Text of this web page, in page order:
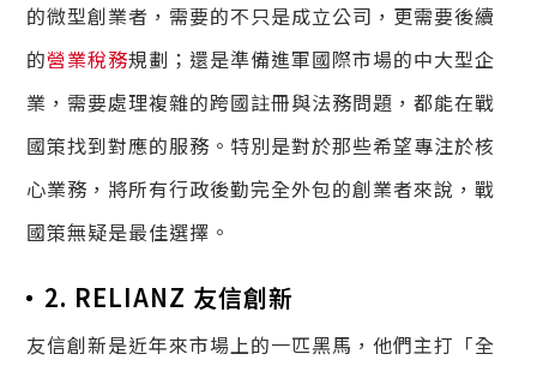
的微型創業者，需要的不只是成立公司，更需要後續
的營業稅務規劃；還是準備進軍國際市場的中大型企
業，需要處理複雜的跨國註冊與法務問題，都能在戰
國策找到對應的服務。特別是對於那些希望專注於核
心業務，將所有行政後勤完全外包的創業者來說，戰
國策無疑是最佳選擇。
2. RELIANZ 友信創新
友信創新是近年來市場上的一匹黑馬，他們主打「全